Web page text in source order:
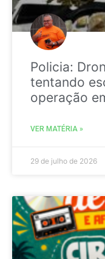
Policia:
tentando
operação
VER MATÉRIA »
29 de julho de 2026